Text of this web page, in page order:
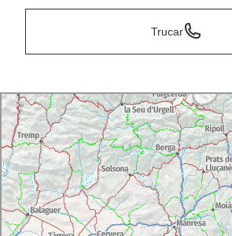
Trucar